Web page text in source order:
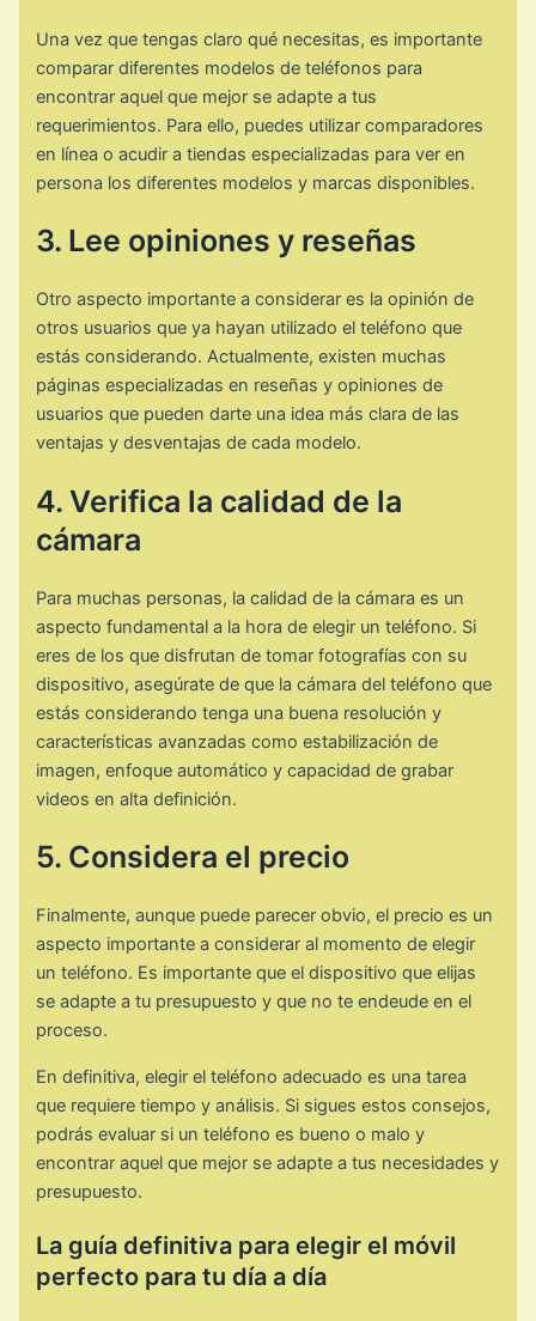
Una vez que tengas claro qué necesitas, es importante
comparar diferentes modelos de teléfonos para
encontrar aquel que mejor se adapte a tus
requerimientos. Para ello, puedes utilizar comparadores
en línea o acudir a tiendas especializadas para ver en
persona los diferentes modelos y marcas disponibles.
3. Lee opiniones y reseñas
Otro aspecto importante a considerar es la opinión de
otros usuarios que ya hayan utilizado el teléfono que
estás considerando. Actualmente, existen muchas
páginas especializadas en reseñas y opiniones de
usuarios que pueden darte una idea más clara de las
ventajas y desventajas de cada modelo.
4. Verifica la calidad de la
cámara
Para muchas personas, la calidad de la cámara es un
aspecto fundamental a la hora de elegir un teléfono. Si
eres de los que disfrutan de tomar fotografías con su
dispositivo, asegúrate de que la cámara del teléfono que
estás considerando tenga una buena resolución y
características avanzadas como estabilización de
imagen, enfoque automático y capacidad de grabar
videos en alta definición.
5. Considera el precio
Finalmente, aunque puede parecer obvio, el precio es un
aspecto importante a considerar al momento de elegir
un teléfono. Es importante que el dispositivo que elijas
se adapte a tu presupuesto y que no te endeude en el
proceso.
En definitiva, elegir el teléfono adecuado es una tarea
que requiere tiempo y análisis. Si sigues estos consejos,
podrás evaluar si un teléfono es bueno o malo y
encontrar aquel que mejor se adapte a tus necesidades y
presupuesto.
La guía definitiva para elegir el móvil
perfecto para tu día a día